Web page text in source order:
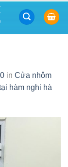
in Cửa nhôm
hàm nghi hà